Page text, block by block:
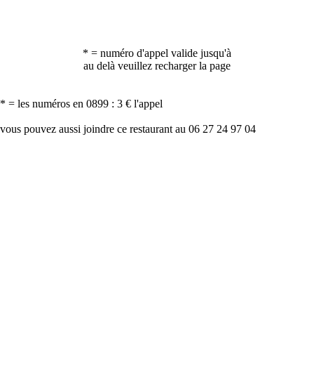
* = numéro d'appel valide jusqu'à
au delà veuillez recharger la page
* = les numéros en 0899 : 3 € l'appel
vous pouvez aussi joindre ce restaurant au 06 27 24 97 04